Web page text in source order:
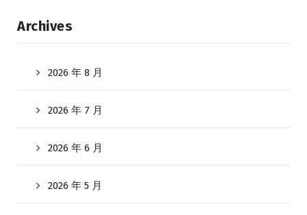
Archives
2026 年 8 月
2026 年 7 月
2026 年 6 月
2026 年 5 月